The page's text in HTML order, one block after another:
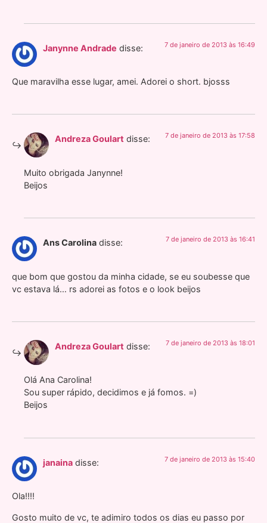
Janynne Andrade disse: 7 de janeiro de 2013 às 16:49
Que maravilha esse lugar, amei. Adorei o short. bjosss
Andreza Goulart disse: 7 de janeiro de 2013 às 17:58
Muito obrigada Janynne!
Beijos
Ans Carolina disse: 7 de janeiro de 2013 às 16:41
que bom que gostou da minha cidade, se eu soubesse que
vc estava lá… rs adorei as fotos e o look beijos
Andreza Goulart disse: 7 de janeiro de 2013 às 18:01
Olá Ana Carolina!
Sou super rápido, decidimos e já fomos. =)
Beijos
janaina disse: 7 de janeiro de 2013 às 15:40
Ola!!!!
Gosto muito de vc, te adimiro todos os dias eu passo por